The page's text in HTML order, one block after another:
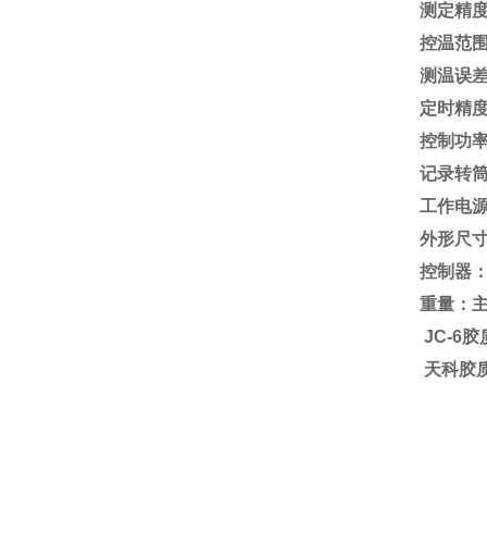
测定精
控温范
测温误
定时精
控制功
记录转
工作电
外形尺
控制器
重量：
JC-6胶
天科胶